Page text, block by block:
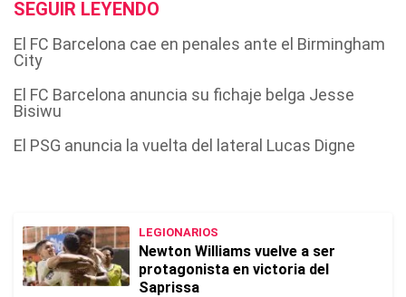
SEGUIR LEYENDO
El FC Barcelona cae en penales ante el Birmingham
City
El FC Barcelona anuncia su fichaje belga Jesse
Bisiwu
El PSG anuncia la vuelta del lateral Lucas Digne
LEGIONARIOS
Newton Williams vuelve a ser
protagonista en victoria del
Saprissa